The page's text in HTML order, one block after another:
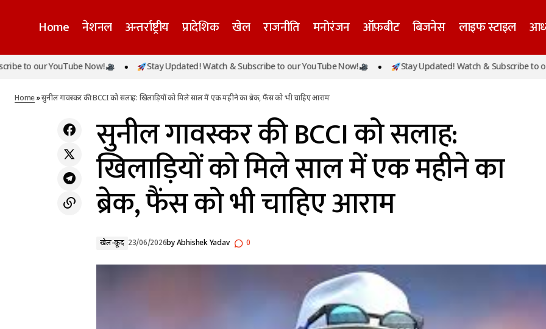
Home नेशनल अन्तर्राष्ट्रीय प्रादेशिक खेल राजनीति मनोरंजन ऑफ़बीट बिजनेस लाइफ स्टाइल
लखनऊ अग्निकांड: कानपुर के दो दोस्तों की एक साथ
बुझ गई जिंदगी, घर में तेहरवीं की तैयारी थी, पहुंची
खेल-
सुनील गावस्कर की BCCI को सलाह: खिलाड़ियों को मिले साल में एक महीने
YouTube Now! Stay Updated! Watch & Subscribe to our YouTube Now! Stay Updated! Watch & Subscribe to our
Home»सुनील गावस्कर की BCCI को सलाह: खिलाड़ियों को मिले साल में एक महीने का ब्रेक, फैंस को भी चाहिए आराम
सुनील गावस्कर की BCCI को सलाह:
खिलाड़ियों को मिले साल में एक महीने का
ब्रेक, फैंस को भी चाहिए आराम
खेल-कूद 23/06/2026byAbhishek Yadav 0